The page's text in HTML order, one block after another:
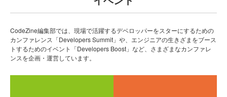
CodeZine編集部では、現場で活躍するデベロッパーをスターにするための
カンファレンス「Developers Summit」や、エンジニアの生きざまをブース
トするためのイベント「Developers Boost」など、さまざまなカンファレ
ンスを企画・運営しています。